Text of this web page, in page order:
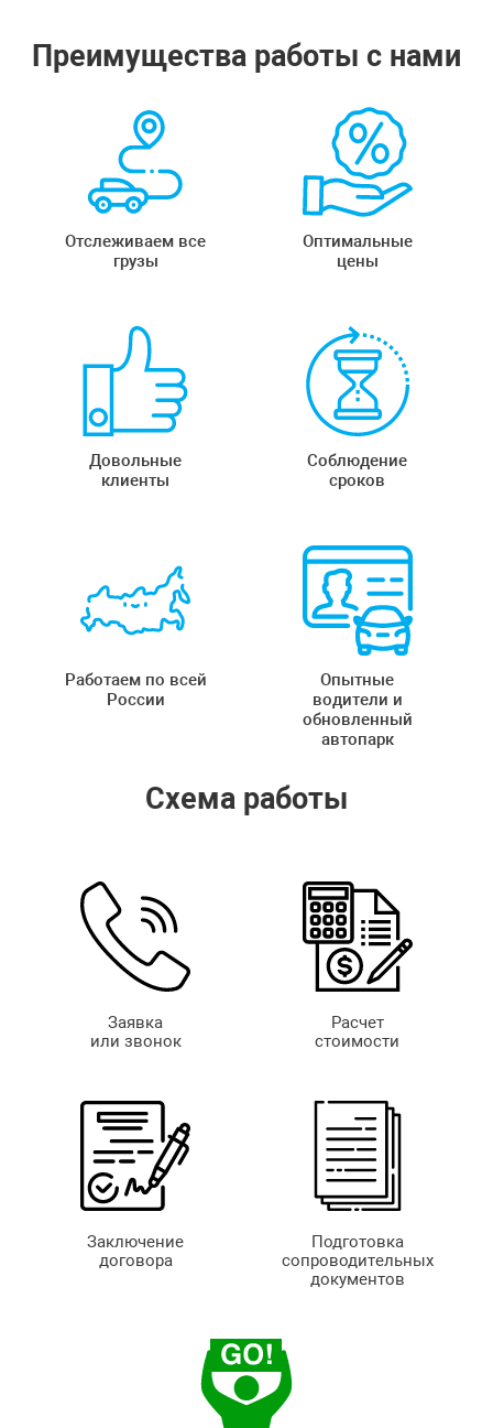
Преимущества работы с нами
Отслеживаем все
грузы
Оптимальные
цены
Довольные
клиенты
Соблюдение
сроков
Работаем по всей
России
Опытные
водители и
обновленный
автопарк
Схема работы
Заявка
или звонок
Расчет
стоимости
Заключение
договора
Подготовка
сопроводительных
документов